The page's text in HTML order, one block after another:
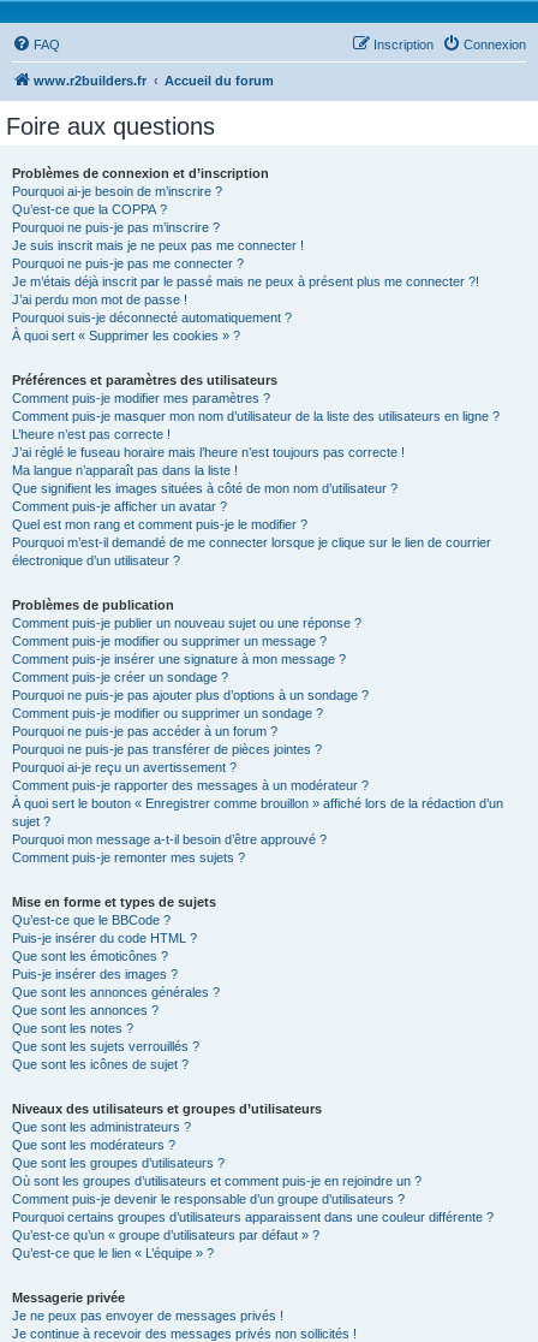
FAQ Connexion
Inscription
www.r2builders.fr Accueil du forum
Foire aux questions
Problèmes de connexion et d’inscription
Pourquoi ai-je besoin de m’inscrire ?
Qu’est-ce que la COPPA ?
Pourquoi ne puis-je pas m’inscrire ?
Je suis inscrit mais je ne peux pas me connecter !
Pourquoi ne puis-je pas me connecter ?
Je m’étais déjà inscrit par le passé mais ne peux à présent plus me connecter ?!
J’ai perdu mon mot de passe !
Pourquoi suis-je déconnecté automatiquement ?
À quoi sert « Supprimer les cookies » ?
Préférences et paramètres des utilisateurs
Comment puis-je modifier mes paramètres ?
Comment puis-je masquer mon nom d’utilisateur de la liste des utilisateurs en ligne ?
L’heure n’est pas correcte !
J’ai réglé le fuseau horaire mais l’heure n’est toujours pas correcte !
Ma langue n’apparaît pas dans la liste !
Que signifient les images situées à côté de mon nom d’utilisateur ?
Comment puis-je afficher un avatar ?
Quel est mon rang et comment puis-je le modifier ?
Pourquoi m’est-il demandé de me connecter lorsque je clique sur le lien de courrier
électronique d’un utilisateur ?
Problèmes de publication
Comment puis-je publier un nouveau sujet ou une réponse ?
Comment puis-je modifier ou supprimer un message ?
Comment puis-je insérer une signature à mon message ?
Comment puis-je créer un sondage ?
Pourquoi ne puis-je pas ajouter plus d’options à un sondage ?
Comment puis-je modifier ou supprimer un sondage ?
Pourquoi ne puis-je pas accéder à un forum ?
Pourquoi ne puis-je pas transférer de pièces jointes ?
Pourquoi ai-je reçu un avertissement ?
Comment puis-je rapporter des messages à un modérateur ?
À quoi sert le bouton « Enregistrer comme brouillon » affiché lors de la rédaction d’un
sujet ?
Pourquoi mon message a-t-il besoin d’être approuvé ?
Comment puis-je remonter mes sujets ?
Mise en forme et types de sujets
Qu’est-ce que le BBCode ?
Puis-je insérer du code HTML ?
Que sont les émoticônes ?
Puis-je insérer des images ?
Que sont les annonces générales ?
Que sont les annonces ?
Que sont les notes ?
Que sont les sujets verrouillés ?
Que sont les icônes de sujet ?
Niveaux des utilisateurs et groupes d’utilisateurs
Que sont les administrateurs ?
Que sont les modérateurs ?
Que sont les groupes d’utilisateurs ?
Où sont les groupes d’utilisateurs et comment puis-je en rejoindre un ?
Comment puis-je devenir le responsable d’un groupe d’utilisateurs ?
Pourquoi certains groupes d’utilisateurs apparaissent dans une couleur différente ?
Qu’est-ce qu’un « groupe d’utilisateurs par défaut » ?
Qu’est-ce que le lien « L’équipe » ?
Messagerie privée
Je ne peux pas envoyer de messages privés !
Je continue à recevoir des messages privés non sollicités !